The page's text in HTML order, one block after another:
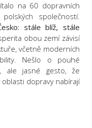
na 60 dopravních
společností.
stále blíž, stále
obou zemí závisí
včetně moderních
Nešlo o pouhé
ale jasné gesto, že
dopravy nabírají